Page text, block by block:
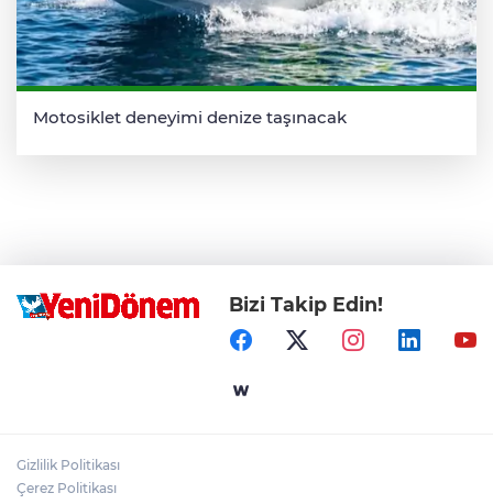
Motosiklet deneyimi denize taşınacak
Bizi Takip Edin!
Gizlilik Politikası
Çerez Politikası